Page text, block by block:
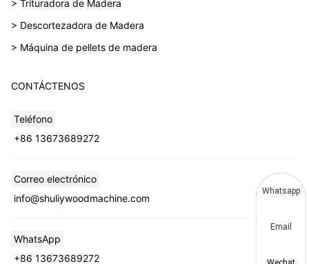
> Trituradora de Madera
> Descortezadora de Madera
> Máquina de pellets de madera
CONTÁCTENOS
Teléfono
+86 13673689272
Correo electrónico
info@shuliywoodmachine.com
WhatsApp
+86 13673689272
Whatsapp
Email